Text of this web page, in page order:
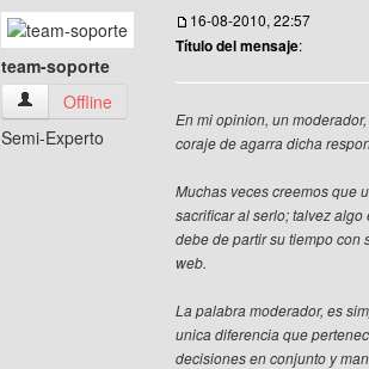
team-soporte
team-soporte Ver perfil del usuario
Offline
Semi-Experto
16-08-2010, 22:57
Título del mensaje:
En mi opinion, un
coraje de agarra dicha
Muchas veces creemos que
sacrificar al serlo; talvez
debe de partir su tiempo con
web.
La palabra moderador, es
unica diferencia que
decisiones en conjunto y